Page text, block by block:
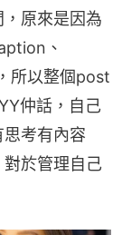
原來是因為
、
所以整個post
仲話，自己
考有內容
於管理自己